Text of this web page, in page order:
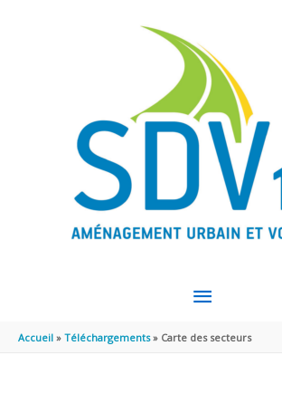
MENU
PRINCIPAL
Accueil Téléchargements Carte des secteurs